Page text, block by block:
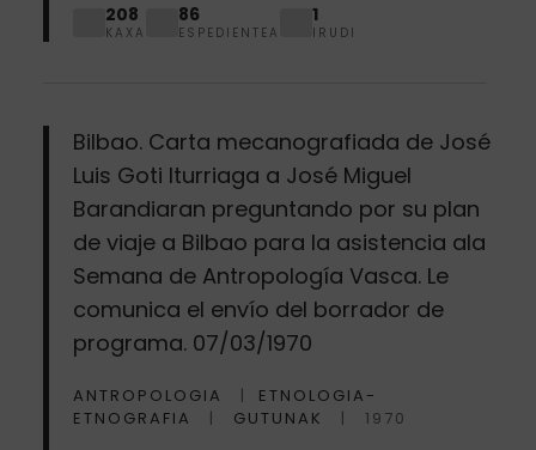
208
KAXA
86
ESPEDIENTEA
1
IRUDI
Bilbao. Carta mecanografiada de José
Luis Goti Iturriaga a José Miguel
Barandiaran preguntando por su plan
de viaje a Bilbao para la asistencia ala
Semana de Antropología Vasca. Le
comunica el envío del borrador de
programa. 07/03/1970
ANTROPOLOGIA
ETNOLOGIA-
ETNOGRAFIA
GUTUNAK 1970